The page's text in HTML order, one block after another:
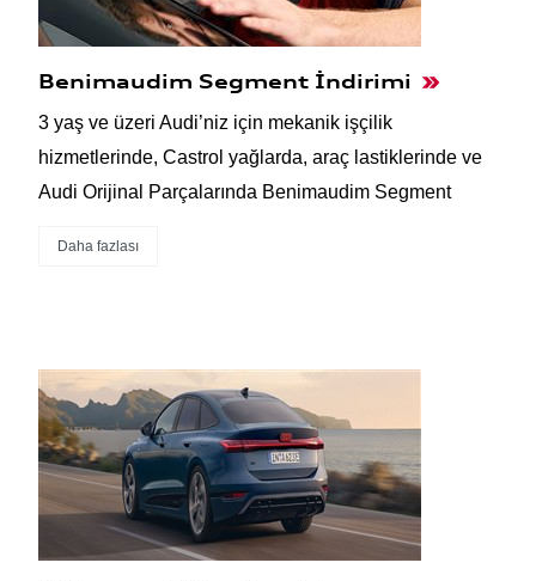
Benimaudim Segment İndirimi
3 yaş ve üzeri Audi’niz için mekanik işçilik
hizmetlerinde, Castrol yağlarda, araç lastiklerinde ve
Audi Orijinal Parçalarında Benimaudim Segment
Daha fazlası